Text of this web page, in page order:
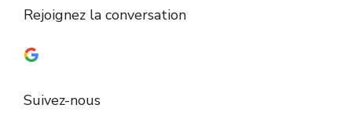
Rejoignez la conversation
Suivez-nous